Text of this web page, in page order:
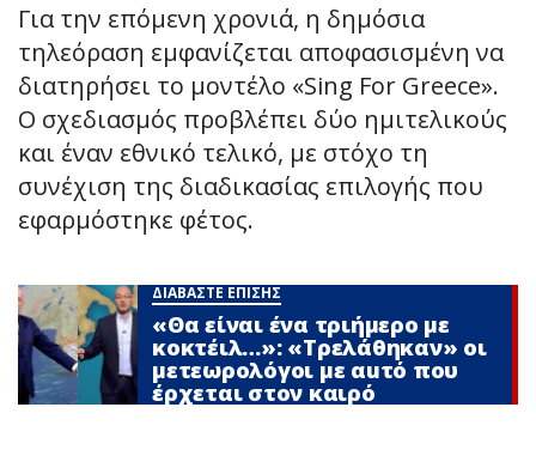
Για την επόμενη χρονιά, η δημόσια
τηλεόραση εμφανίζεται αποφασισμένη να
διατηρήσει το μοντέλο «Sing For Greece».
Ο σχεδιασμός προβλέπει δύο ημιτελικούς
και έναν εθνικό τελικό, με στόχο τη
συνέχιση της διαδικασίας επιλογής που
εφαρμόστηκε φέτος.
ΔΙΑΒΑΣΤΕ ΕΠΙΣΗΣ
«Θα είναι ένα τριήμερο με
κοκτέιλ…»: «Τρελάθηκαν» οι
μετεωρολόγοι με αuτό που
έρχεται στον καιρό